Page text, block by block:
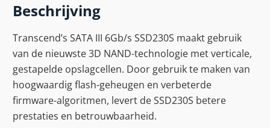
Beschrijving
Transcend’s SATA III 6Gb/s SSD230S maakt gebruik
van de nieuwste 3D NAND-technologie met verticale,
gestapelde opslagcellen. Door gebruik te maken van
hoogwaardig flash-geheugen en verbeterde
firmware-algoritmen, levert de SSD230S betere
prestaties en betrouwbaarheid.